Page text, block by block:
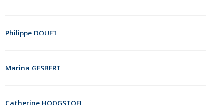
Philippe DOUET
Marina GESBERT
Catherine HOOGSTOEL